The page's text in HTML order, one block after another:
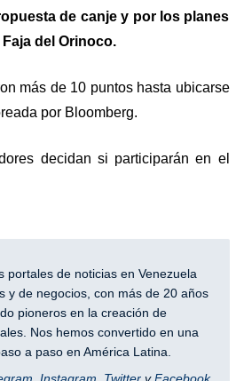
de canje y por los planes
del Orinoco.
más de 10 puntos hasta ubicarse
por Bloomberg.
decidan si participarán en el
portales de noticias en Venezuela
y de negocios, con más de 20 años
pioneros en la creación de
Nos hemos convertido en una
a paso en América Latina.